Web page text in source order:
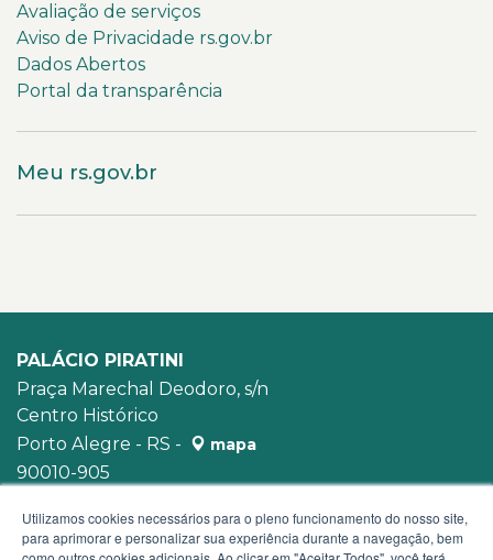
Avaliação de serviços
Aviso de Privacidade rs.gov.br
Dados Abertos
Portal da transparência
Meu rs.gov.br
PALÁCIO PIRATINI
Praça Marechal Deodoro, s/n
Centro Histórico
Porto Alegre - RS -
mapa
90010-905
Utilizamos cookies necessários para o pleno funcionamento do nosso site,
para aprimorar e personalizar sua experiência durante a navegação, bem